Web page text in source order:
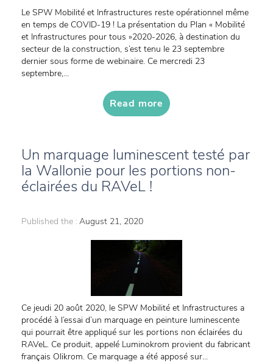
Le SPW Mobilité et Infrastructures reste opérationnel même
en temps de COVID-19 ! La présentation du Plan « Mobilité
et Infrastructures pour tous »2020-2026, à destination du
secteur de la construction, s’est tenu le 23 septembre
dernier sous forme de webinaire. Ce mercredi 23
septembre,...
Read more
Un marquage luminescent testé par
la Wallonie pour les portions non-
éclairées du RAVeL !
Published the : August 21, 2020
Ce jeudi 20 août 2020, le SPW Mobilité et Infrastructures a
procédé à l’essai d’un marquage en peinture luminescente
qui pourrait être appliqué sur les portions non éclairées du
RAVeL. Ce produit, appelé Luminokrom provient du fabricant
français Olikrom. Ce marquage a été apposé sur...